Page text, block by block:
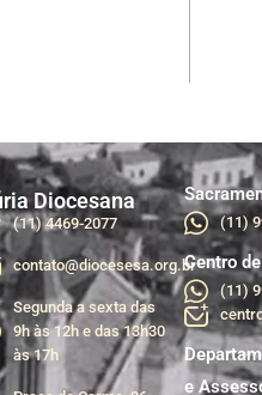
Diocesana
(11) 4469-2077
contato@diocesesa.org.br
Segunda a sexta das
9h às 12h e das 13h30
às 17h
(11)
Centro
(11)
e